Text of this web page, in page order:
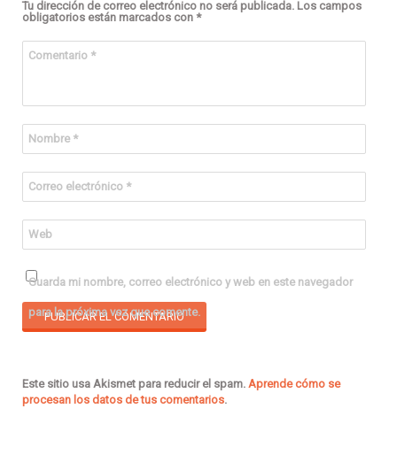
Tu dirección de correo electrónico no será publicada. Los campos
obligatorios están marcados con *
Comentario *
Nombre *
Correo electrónico *
Web
Guarda mi nombre, correo electrónico y web en este navegador
para la próxima vez que comente.
Este sitio usa Akismet para reducir el spam. Aprende cómo se
procesan los datos de tus comentarios.